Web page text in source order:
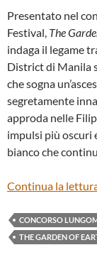
Presentato nel
Festival, The
indaga il legame
District di Manila
che sogna
segretamente
approda nelle
impulsi più oscuri
bianco che
Continua la
CONCORSO
THE GARDEN OF